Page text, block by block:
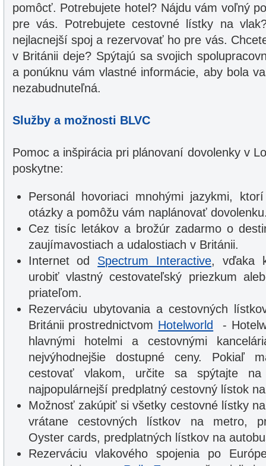
pomôcť. Potrebujete hotel? Nájdu vám voľný
pre vás. Potrebujete cestovné lístky na
nejlacnejší spoj a rezervovať ho pre vás.
v Británii deje? Spýtajú sa svojich
a ponúknu vám vlastné informácie, aby bola
nezabudnuteľná.
Služby a možnosti BLVC
Pomoc a inšpirácia pri plánovaní dovolenky v
poskytne:
Personál hovoriaci mnohými jazykmi,
otázky a pomôžu vám naplánovať
Cez tisíc letákov a brožúr zadarmo o
zaujímavostiach a udalostiach v Británii.
Internet od Spectrum Interactive, vďaka
urobiť vlastný cestovateľský priezkum
priateľom.
Rezerváciu ubytovania a cestovných
Británii prostrednictvom Hotelworld
-
hlavnými hotelmi a cestovnými
nejvýhodnejšie dostupné ceny. Pokiaľ
cestovať vlakom, určite sa spýtajte
najpopulárnejší predplatný cestovný lístok
Možnosť zakúpiť si všetky cestovné lístky
vrátane cestovných lístkov na metro,
Oyster cards, predplatných lístkov na
Rezerváciu vlakového spojenia po